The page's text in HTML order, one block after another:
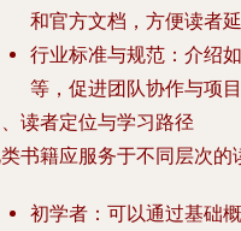
和官方文档，方便读者延
行业标准与规范 ：介绍
等，促进团队协作与项目
读者定位与学习路径
书籍应服务于不同层次的
初学者 ：可以通过基础